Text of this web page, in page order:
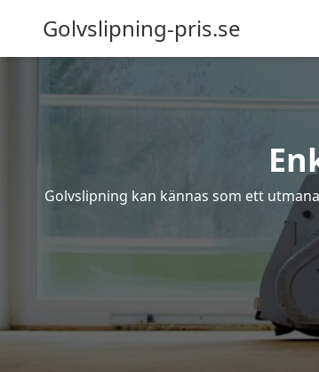
Golvslipning-pris.se
Golvslipning kan kännas som ett